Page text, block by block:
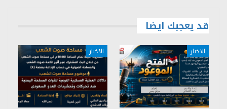
قد يعجبك ايضا
الاخبار الاخبار